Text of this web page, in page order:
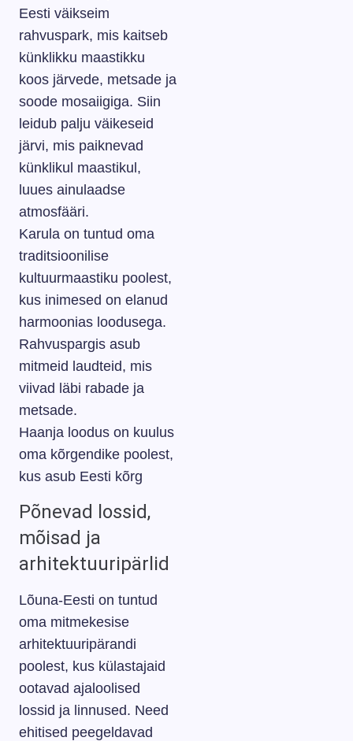
Eesti väikseim
rahvuspark, mis kaitseb
künklikku maastikku
koos järvede, metsade ja
soode mosaiigiga. Siin
leidub palju väikeseid
järvi, mis paiknevad
künklikul maastikul,
luues ainulaadse
atmosfääri.
Karula on tuntud oma
traditsioonilise
kultuurmaastiku poolest,
kus inimesed on elanud
harmoonias loodusega.
Rahvuspargis asub
mitmeid laudteid, mis
viivad läbi rabade ja
metsade.
Haanja loodus on kuulus
oma kõrgendike poolest,
kus asub Eesti kõrg
Põnevad lossid,
mõisad ja
arhitektuuripärlid
Lõuna-Eesti on tuntud
oma mitmekesise
arhitektuuripärandi
poolest, kus külastajaid
ootavad ajaloolised
lossid ja linnused. Need
ehitised peegeldavad